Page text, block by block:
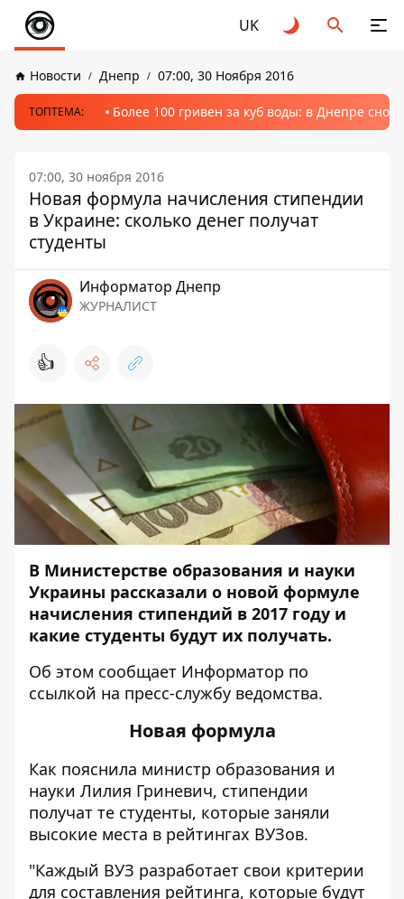
UK
Новости Днепр 07:00, 30 Ноября 2016
ТОПТЕМА: Более 100 гривен за куб воды: в Днепре
07:00, 30 ноября 2016
Новая формула начисления стипендии
в Украине: сколько денег получат
студенты
Информатор Днепр
ЖУРНАЛИСТ
👍
В Министерстве образования и науки
Украины рассказали о новой формуле
начисления стипендий в 2017 году и
какие студенты будут их получать.
Об этом сообщает Информатор по
ссылкой на пресс-службу ведомства.
Новая формула
Как пояснила министр образования и
науки Лилия Гриневич, стипендии
получат те студенты, которые заняли
высокие места в рейтингах ВУЗов.
"Каждый ВУЗ разработает свои критерии
для составления рейтинга, которые будут